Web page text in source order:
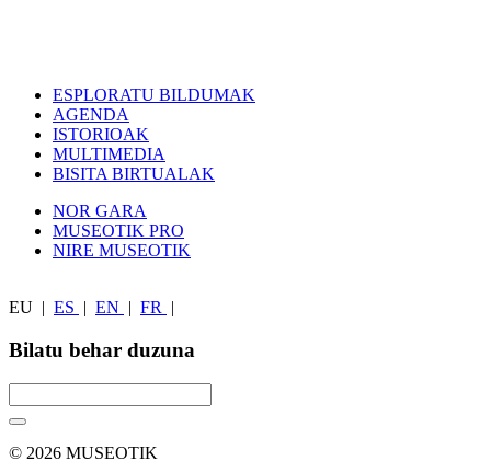
ESPLORATU BILDUMAK
AGENDA
ISTORIOAK
MULTIMEDIA
BISITA BIRTUALAK
NOR GARA
MUSEOTIK PRO
NIRE MUSEOTIK
EU | ES | EN | FR |
Bilatu behar duzuna
© 2026 MUSEOTIK